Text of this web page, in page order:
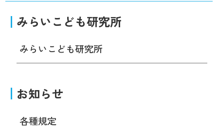
みらいこども研究所
みらいこども研究所
お知らせ
各種規定